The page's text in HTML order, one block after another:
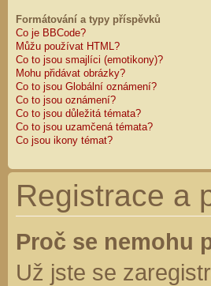
Formátování a typy příspěvků
Co je BBCode?
Můžu používat HTML?
Co to jsou smajlíci (emotikony)?
Mohu přidávat obrázky?
Co to jsou Globální oznámení?
Co to jsou oznámení?
Co to jsou důležitá témata?
Co to jsou uzamčená témata?
Co jsou ikony témat?
Registrace a
Proč se nemohu
Už jste se